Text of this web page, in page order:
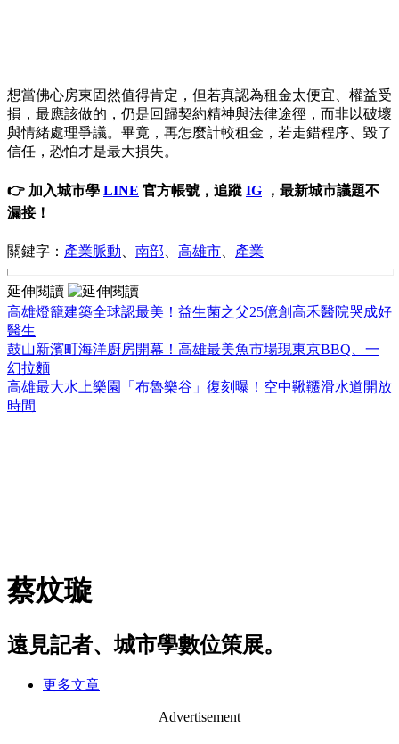
想當佛心房東固然值得肯定，但若真認為租金太便宜、權益受
損，最應該做的，仍是回歸契約精神與法律途徑，而非以破壞
與情緒處理爭議。畢竟，再怎麼計較租金，若走錯程序、毀了
信任，恐怕才是最大損失。
👉 加入城市學 LINE 官方帳號，追蹤 IG ，最新城市議題不
漏接！
關鍵字： 產業脈動 南部 高雄市 產業
延伸閱讀
高雄燈籠建築全球認最美！益生菌之父25億創高禾醫院哭成好
醫生
鼓山新濱町海洋廚房開幕！高雄最美魚市場現東京BBQ、一
幻拉麵
高雄最大水上樂園「布魯樂谷」復刻曝！空中鞦韆滑水道開放
時間
蔡炆璇
遠見記者、城市學數位策展。
更多文章
Advertisement